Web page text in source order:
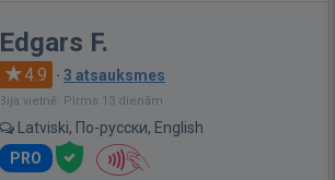
Edgars F.
4.9 · 3 atsauksmes
Bija vietnē: Pirms 13 dienām
Latviski, По-русски, English
PRO